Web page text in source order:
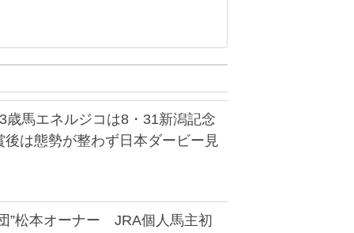
歳馬エネルジコは8・31新潟記念
は態勢が整わず日本ダービー見
”松本オーナー JRA個人馬主初